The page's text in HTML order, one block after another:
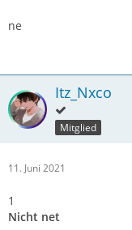
ne
Itz_Nxco
Mitglied
11. Juni 2021
1
Nicht net